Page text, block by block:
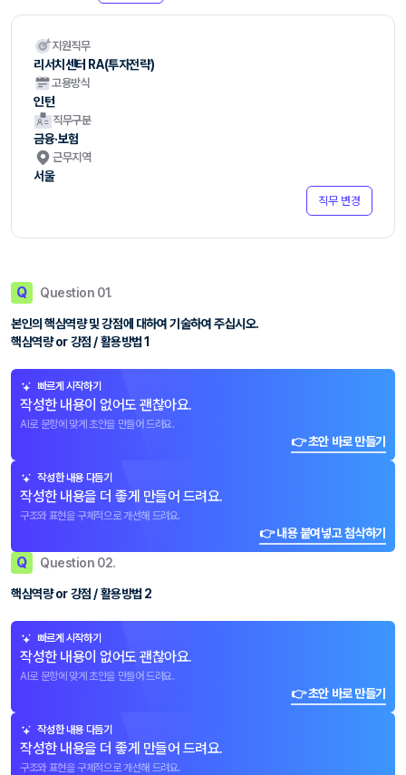
지원직무
리서치센터 RA(투자전략)
고용방식
인턴
직무구분
금융·보험
근무지역
서울
직무 변경
Q Question 01.
본인의 핵심역량 및 강점에 대하여 기술하여 주십시오.
핵심역량 or 강점 / 활용방법 1
빠르게 시작하기
작성한 내용이 없어도 괜찮아요.
AI로 문항에 맞게 초안을 만들어 드려요.
👉 초안 바로 만들기
작성한 내용 다듬기
작성한 내용을 더 좋게 만들어 드려요.
구조와 표현을 구체적으로 개선해 드려요.
👉 내용 붙여넣고 첨삭하기
Q Question 02.
핵심역량 or 강점 / 활용방법 2
빠르게 시작하기
작성한 내용이 없어도 괜찮아요.
AI로 문항에 맞게 초안을 만들어 드려요.
👉 초안 바로 만들기
작성한 내용 다듬기
작성한 내용을 더 좋게 만들어 드려요.
구조와 표현을 구체적으로 개선해 드려요.